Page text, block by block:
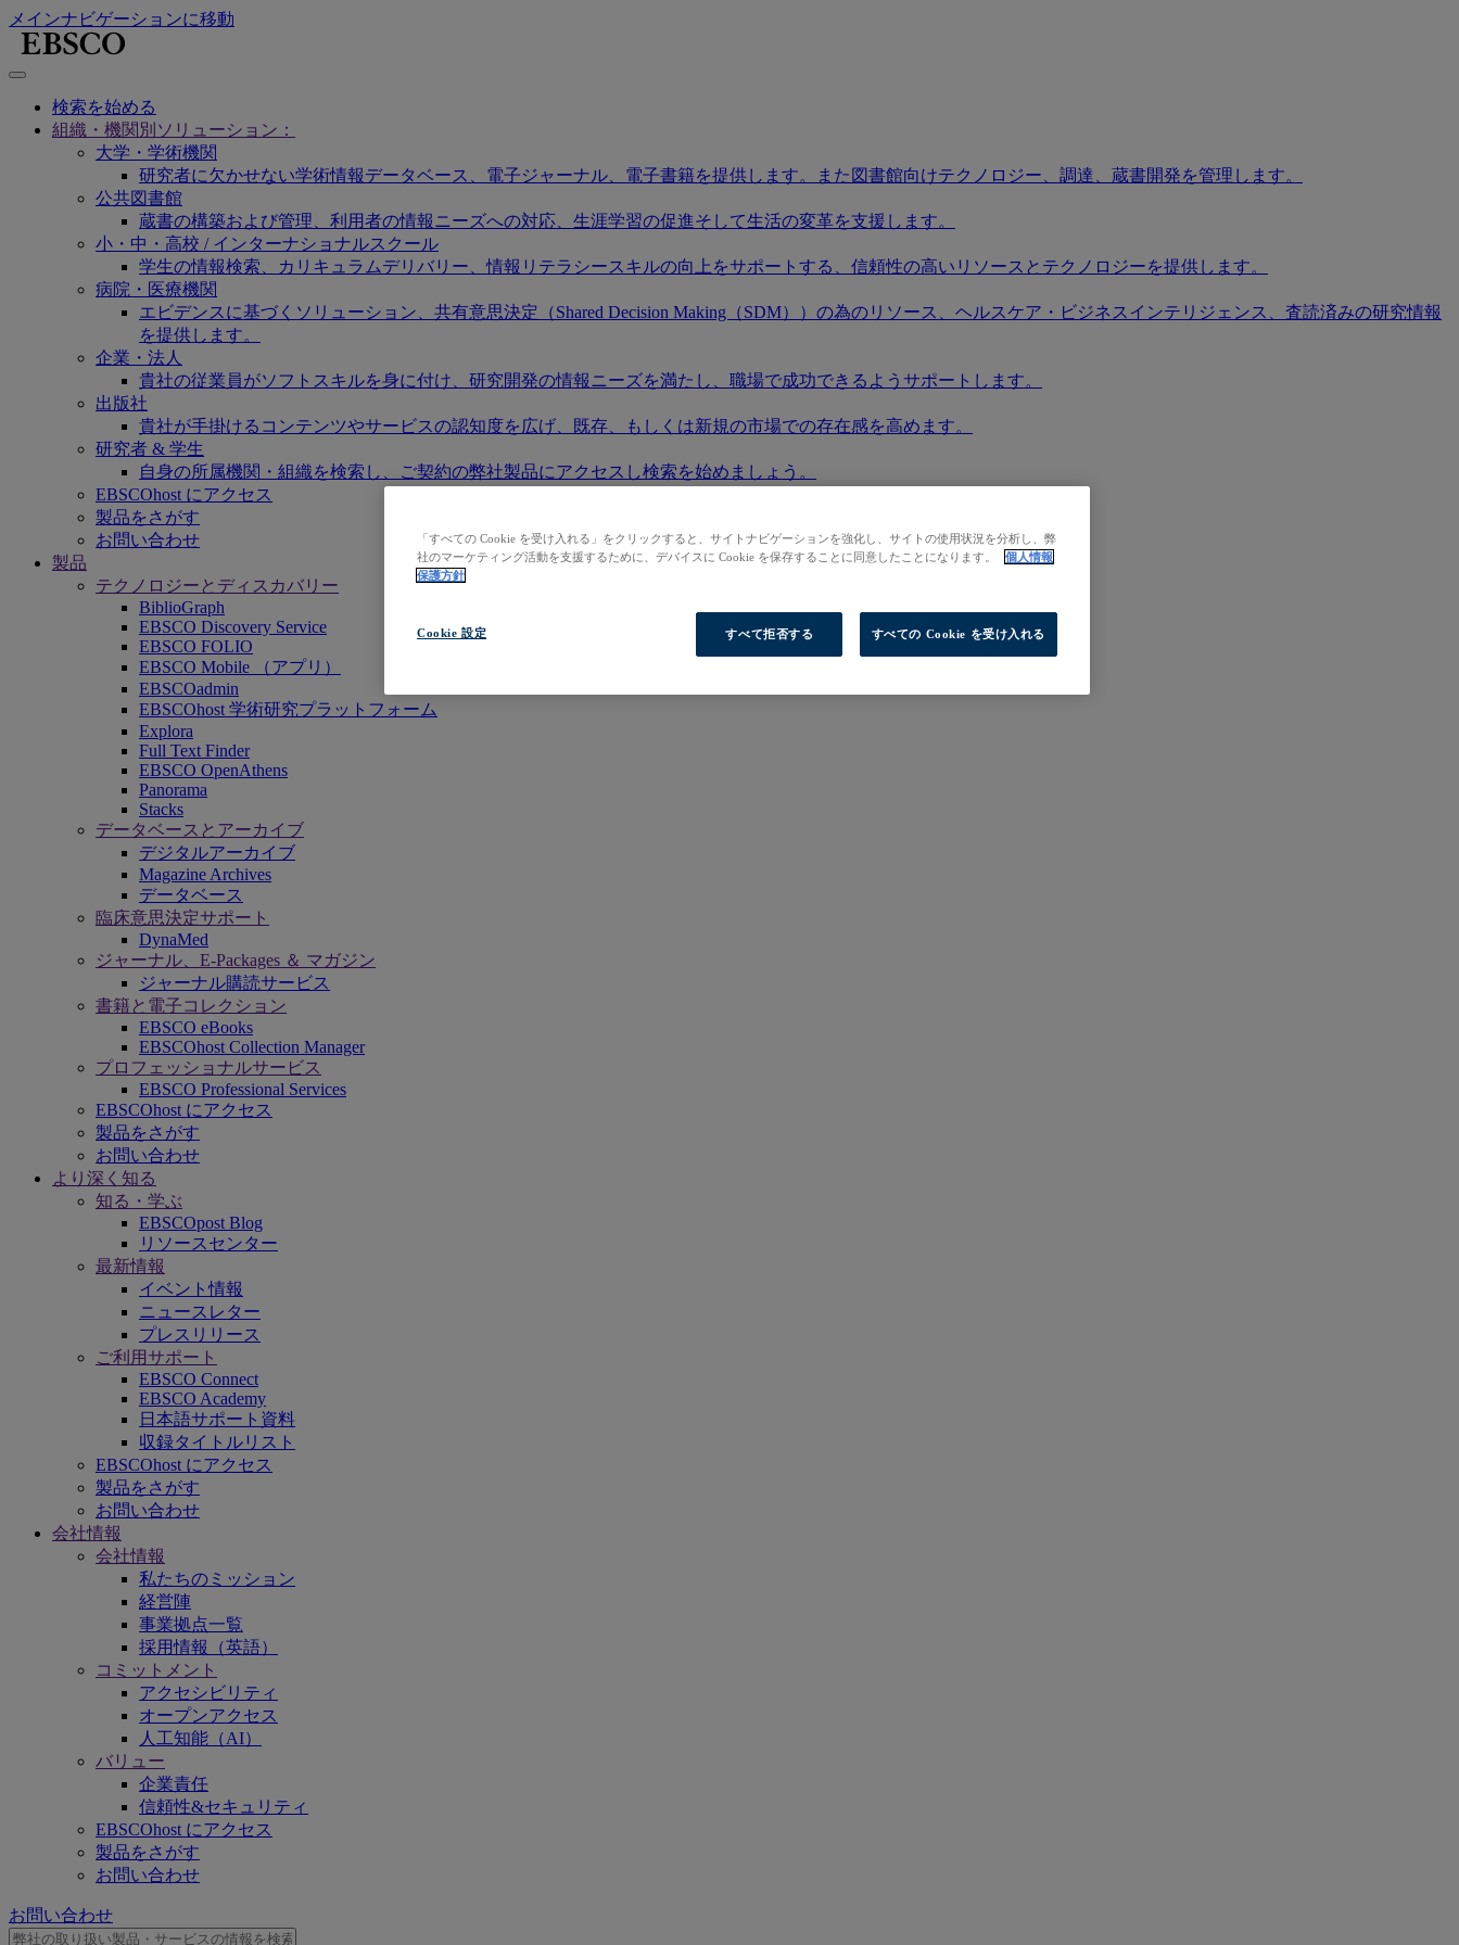
メインナビゲーションに移動
検索を始める
組織・機関別ソリューション：
大学・学術機関
研究者に欠かせない学術情報データベース、電子ジャーナル、電子書籍を提供します。また図書館向けテクノロジー、調達、蔵書開発を管理します。
公共図書館
蔵書の構築および管理、利用者の情報ニーズへの対応、生涯学習の促進そして生活の変革を支援します。
小・中・高校 / インターナショナルスクール
学生の情報検索、カリキュラムデリバリー、情報リテラシースキルの向上をサポートする、信頼性の高いリソースとテクノロジーを提供します。
病院・医療機関
エビデンスに基づくソリューション、共有意思決定（Shared Decision Making（SDM））の為のリソース、ヘルスケア・ビジネスインテリジェンス、査読済みの研究情報
を提供します。
企業・法人
貴社の従業員がソフトスキルを身に付け、研究開発の情報ニーズを満たし、職場で成功できるようサポートします。
出版社
貴社が手掛けるコンテンツやサービスの認知度を広げ、既存、もしくは新規の市場での存在感を高めます。
研究者 & 学生
自身の所属機関・組織を検索し、ご契約の弊社製品にアクセスし検索を始めましょう。
EBSCOhost にアクセス
製品をさがす
お問い合わせ
製品
テクノロジーとディスカバリー
BiblioGraph
EBSCO Discovery Service
EBSCO FOLIO
EBSCO Mobile （アプリ）
EBSCOadmin
EBSCOhost 学術研究プラットフォーム
Explora
Full Text Finder
EBSCO OpenAthens
Panorama
Stacks
データベースとアーカイブ
デジタルアーカイブ
Magazine Archives
データベース
臨床意思決定サポート
DynaMed
ジャーナル、E-Packages ＆ マガジン
ジャーナル購読サービス
書籍と電子コレクション
EBSCO eBooks
EBSCOhost Collection Manager
プロフェッショナルサービス
EBSCO Professional Services
EBSCOhost にアクセス
製品をさがす
お問い合わせ
より深く知る
知る・学ぶ
EBSCOpost Blog
リソースセンター
最新情報
イベント情報
ニュースレター
プレスリリース
ご利用サポート
EBSCO Connect
EBSCO Academy
日本語サポート資料
収録タイトルリスト
EBSCOhost にアクセス
製品をさがす
お問い合わせ
会社情報
会社情報
私たちのミッション
経営陣
事業拠点一覧
採用情報（英語）
コミットメント
アクセシビリティ
オープンアクセス
人工知能（AI）
バリュー
企業責任
信頼性&セキュリティ
EBSCOhost にアクセス
製品をさがす
お問い合わせ
お問い合わせ
「すべての Cookie を受け入れる」をクリックすると、サイトナビゲーションを強化し、サイトの使用状況を分析し、弊
社のマーケティング活動を支援するために、デバイスに Cookie を保存することに同意したことになります。
個人情報
保護方針
Cookie 設定 すべて拒否する すべての Cookie を受け入れる